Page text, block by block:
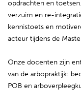
opdrachten en
verzuim en re-
kennistoets en
acteur tijdens de
Onze docenten zijn
van de arbopraktijk:
POB en